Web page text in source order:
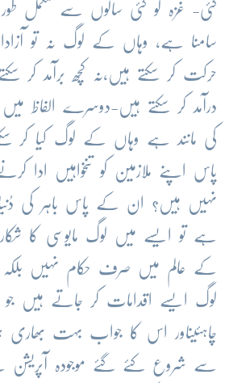
گئی- غزہ کو کئی سالوں سے مکمل طور
سامنا ہے، وہاں کے لوگ نہ تو
حرکت کر سکتے ہیں،نہ کچھ برآمد کر
درآمد کر سکتے ہیں-دوسرے الفاظ
کی مانند ہے وہاں کے لوگ کیا کر
پاس اپنے ملازمین کو تنخواہیں ادا
نہیں ہیں؟ ان کے پاس باہر کی
ہے تو ایسے میں لوگ مایوسی کا
کے عالم میں صرف حکام نہیں بلکہ
لوگ ایسے اقدامات کر جاتے ہیں
چاہئیںاور اس کا جواب بہت بھاری
سے شروع کئے گئے موجودہ آپریشن